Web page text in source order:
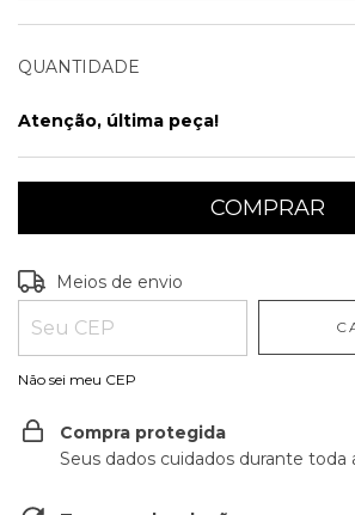
QUANTIDADE
Atenção, última peça!
Entregas para o CEP:
Meios de envio
Não sei meu CEP
Compra protegida
Seus dados cuidados durante toda